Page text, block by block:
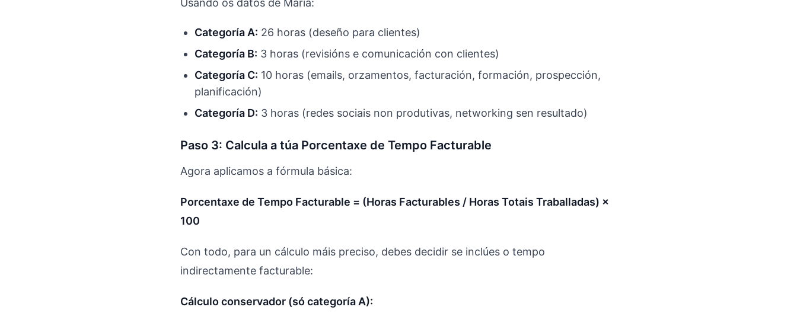
Usando os datos de María:
Categoría A: 26 horas (deseño para clientes)
Categoría B: 3 horas (revisións e comunicación con clientes)
Categoría C: 10 horas (emails, orzamentos, facturación, formación, prospección,
planificación)
Categoría D: 3 horas (redes sociais non produtivas, networking sen resultado)
Paso 3: Calcula a túa Porcentaxe de Tempo Facturable
Agora aplicamos a fórmula básica:
Porcentaxe de Tempo Facturable = (Horas Facturables / Horas Totais Traballadas) ×
100
Con todo, para un cálculo máis preciso, debes decidir se inclúes o tempo
indirectamente facturable:
Cálculo conservador (só categoría A):